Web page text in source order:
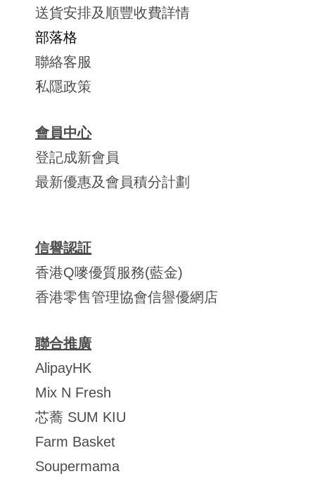
送貨安排及順豐收費詳情
部落格
聯絡客服
私隱政策
會員中心
登記成新會員
最新優惠及會員積分計劃
信譽認証
香港Q嘜優質服務(藍金)
香港零售管理協會信譽優網店
聯合推廣
AlipayHK
Mix N Fresh
芯蕎 SUM KIU
Farm Basket
Soupermama